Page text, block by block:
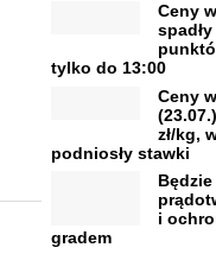
Ceny
tylko do 13:00
Ceny
zł/kg,
podniosły stawki
i
gradem